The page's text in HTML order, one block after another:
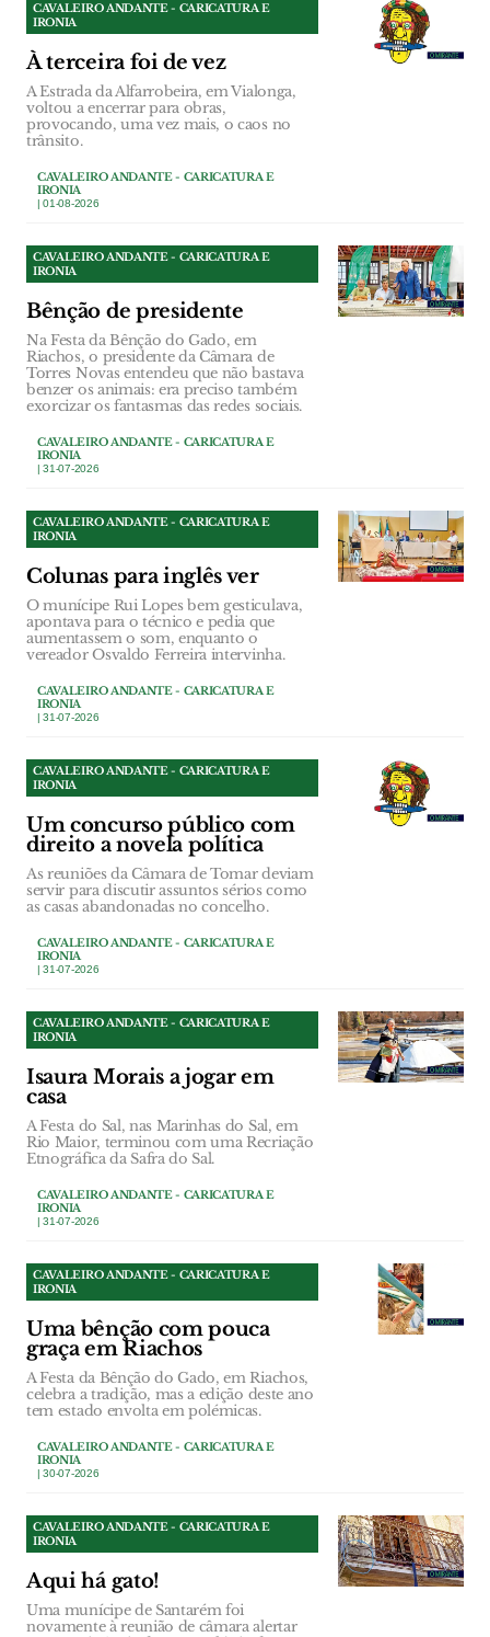
CAVALEIRO ANDANTE - CARICATURA E
IRONIA
À terceira foi de vez
A Estrada da Alfarrobeira, em Vialonga,
voltou a encerrar para obras,
provocando, uma vez mais, o caos no
trânsito.
CAVALEIRO ANDANTE - CARICATURA E
IRONIA
| 01-08-2026
CAVALEIRO ANDANTE - CARICATURA E
IRONIA
Bênção de presidente
Na Festa da Bênção do Gado, em
Riachos, o presidente da Câmara de
Torres Novas entendeu que não bastava
benzer os animais: era preciso também
exorcizar os fantasmas das redes sociais.
CAVALEIRO ANDANTE - CARICATURA E
IRONIA
| 31-07-2026
CAVALEIRO ANDANTE - CARICATURA E
IRONIA
Colunas para inglês ver
O munícipe Rui Lopes bem gesticulava,
apontava para o técnico e pedia que
aumentassem o som, enquanto o
vereador Osvaldo Ferreira intervinha.
CAVALEIRO ANDANTE - CARICATURA E
IRONIA
| 31-07-2026
CAVALEIRO ANDANTE - CARICATURA E
IRONIA
Um concurso público com
direito a novela política
As reuniões da Câmara de Tomar deviam
servir para discutir assuntos sérios como
as casas abandonadas no concelho.
CAVALEIRO ANDANTE - CARICATURA E
IRONIA
| 31-07-2026
CAVALEIRO ANDANTE - CARICATURA E
IRONIA
Isaura Morais a jogar em
casa
A Festa do Sal, nas Marinhas do Sal, em
Rio Maior, terminou com uma Recriação
Etnográfica da Safra do Sal.
CAVALEIRO ANDANTE - CARICATURA E
IRONIA
| 31-07-2026
CAVALEIRO ANDANTE - CARICATURA E
IRONIA
Uma bênção com pouca
graça em Riachos
A Festa da Bênção do Gado, em Riachos,
celebra a tradição, mas a edição deste ano
tem estado envolta em polémicas.
CAVALEIRO ANDANTE - CARICATURA E
IRONIA
| 30-07-2026
CAVALEIRO ANDANTE - CARICATURA E
IRONIA
Aqui há gato!
Uma munícipe de Santarém foi
novamente à reunião de câmara alertar